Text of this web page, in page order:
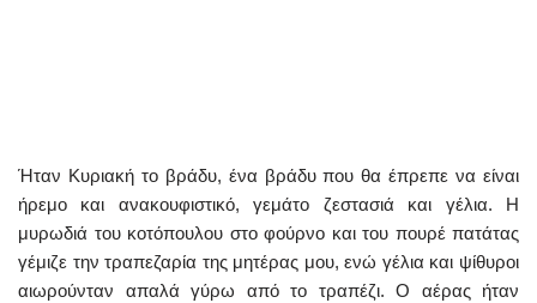
Ήταν Κυριακή το βράδυ, ένα βράδυ που θα έπρεπε να είναι
ήρεμο και ανακουφιστικό, γεμάτο ζεστασιά και γέλια. Η
μυρωδιά του κοτόπουλου στο φούρνο και του πουρέ πατάτας
γέμιζε την τραπεζαρία της μητέρας μου, ενώ γέλια και ψίθυροι
αιωρούνταν απαλά γύρω από το τραπέζι. Ο αέρας ήταν